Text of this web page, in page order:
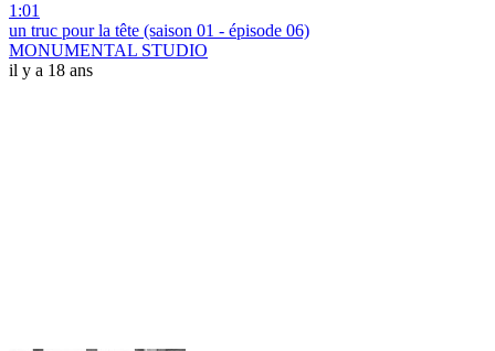
1:01
un truc pour la tête (saison 01 - épisode 06)
MONUMENTAL STUDIO
il y a 18 ans